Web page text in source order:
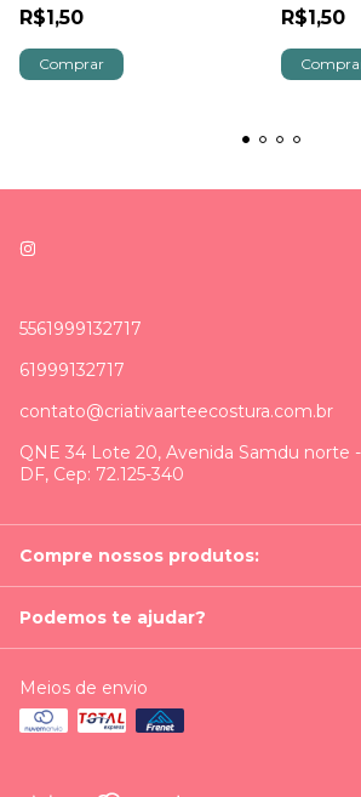
R$1,50 R$1,50
5561999132717
61999132717
contato@criativaarteecostura.com.br
QNE 34 Lote 20, Avenida Samdu norte
DF, Cep: 72.125-340
Compre nossos produtos:
Podemos te ajudar?
Meios de envio